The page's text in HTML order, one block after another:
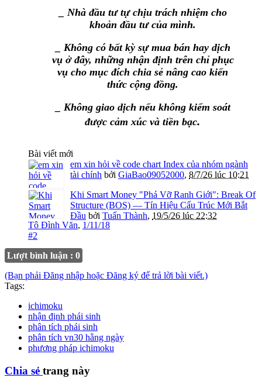
_ Nhà đầu tư tự chịu trách nhiệm cho
khoản đầu tư của mình.
_ Không có bất kỳ sự mua bán hay dịch
vụ ở đây, những nhận định trên chỉ phục
vụ cho mục đích chia sẻ nâng cao kiến
thức cộng đồng.
_ Không giao dịch nếu không kiểm soát
được cảm xúc và tiền bạc.
Bài viết mới
em xin hỏi về code chart Index của nhóm ngành
tài chính bởi GiaBao09052000, 8/7/26 lúc 10:21
Khi Smart Money "Phá Vỡ Ranh Giới": Break Of
Structure (BOS) — Tín Hiệu Cấu Trúc Mới Bắt
Đầu bởi Tuấn Thành, 19/5/26 lúc 22:32
Tô Đình Văn, 1/11/18
#2
Lượt bình luận : 0
(Bạn phải Đăng nhập hoặc Đăng ký để trả lời bài viết.)
Tags:
ichimoku
nhận định phái sinh
phân tích phái sinh
phân tích vn30 hằng ngày
phương pháp ichimoku
Chia sẻ trang này